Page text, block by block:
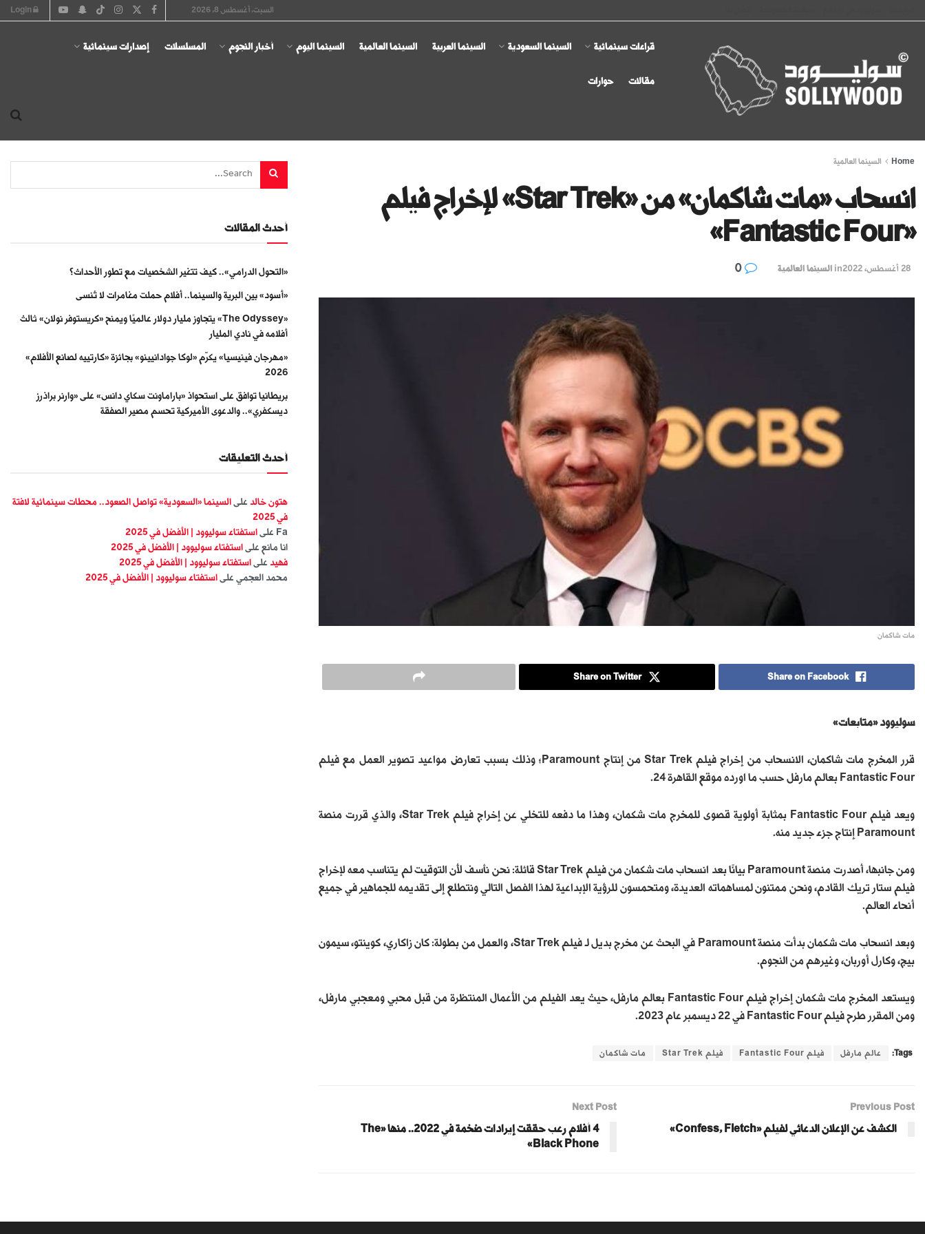
السبت, أغسطس 8, 2026
قراءات سينمائية السينما السعودية السينما العربية السينما العالمية السينما اليوم أخبار النجوم المسلسلات إصدارات سينمائية
مقالات حوارات
Home السينما العالمية
انسحاب «مات شاكمان» من «Star Trek» لإخراج فيلم
«Fantastic Four»
28 أغسطس، 2022 in السينما العالمية
مات شاكمان
Share on Facebook
Share on Twitter
سوليوود «متابعات»
قرر المخرج مات شاكمان، الانسحاب من إخراج فيلم Star Trek من إنتاج Paramount؛ وذلك بسبب تعارض مواعيد تصوير العمل مع فيلم
Fantastic Four بعالم مارفل حسب ما اورده موقع القاهرة 24.
ويعد فيلم Fantastic Four بمثابة أولوية قصوى للمخرج مات شكمان، وهذا ما دفعه للتخلي عن إخراج فيلم Star Trek، والذي قررت منصة
Paramount إنتاج جزء جديد منه.
ومن جانبها، أصدرت منصة Paramount بيانًا بعد انسحاب مات شكمان من فيلم Star Trek قائلة: نحن نأسف لأن التوقيت لم يتناسب معه لإخراج
فيلم ستار تريك القادم، ونحن ممتنون لمساهماته العديدة، ومتحمسون للرؤية الإبداعية لهذا الفصل التالي ونتطلع إلى تقديمه للجماهير في جميع
أنحاء العالم.
وبعد انسحاب مات شكمان بدأت منصة Paramount في البحث عن مخرج بديل لـ فيلم Star Trek، والعمل من بطولة: كان زاكاري، كوينتو، سيمون
بيج، وكارل أوربان، وغيرهم من النجوم.
ويستعد المخرج مات شكمان إخراج فيلم Fantastic Four بعالم مارفل، حيث يعد الفيلم من الأعمال المنتظرة من قبل محبي ومعجبي مارفل،
ومن المقرر طرح فيلم Fantastic Four في 22 ديسمبر عام 2023.
Tags: عالم مارفل فيلم Fantastic Four فيلم Star Trek مات شاكمان
Previous Post
الكشف عن الإعلان الدعائي لفيلم «Confess, Fletch»
Next Post
4 أفلام رعب حققت إيرادات ضخمة في 2022.. منها «The
Black Phone»
أحدث المقالات
«التحول الدرامي».. كيف تتغير الشخصيات مع تطور الأحداث؟
«أسود» بين البرية والسينما.. أفلام حملت مغامرات لا تُنسى
«The Odyssey» يتجاوز مليار دولار عالميًا ويمنح «كريستوفر نولان» ثالث
أفلامه في نادي المليار
«مهرجان فينيسيا» يكرّم «لوكا جوادانيينو» بجائزة «كارتييه لصانع الأفلام»
2026
بريطانيا توافق على استحواذ «باراماونت سكاي دانس» على «وارنر براذرز
ديسكفري».. والدعوى الأميركية تحسم مصير الصفقة
أحدث التعليقات
هتون خالد على السينما «السعودية» تواصل الصعود.. محطات سينمائية لافتة
في 2025
Fa على استفتاء سوليوود | الأفضل في 2025
انا مانع على استفتاء سوليوود | الأفضل في 2025
فهيد على استفتاء سوليوود | الأفضل في 2025
محمد العجمي على استفتاء سوليوود | الأفضل في 2025